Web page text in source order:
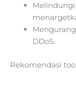
DDoS.
Rekomendasi